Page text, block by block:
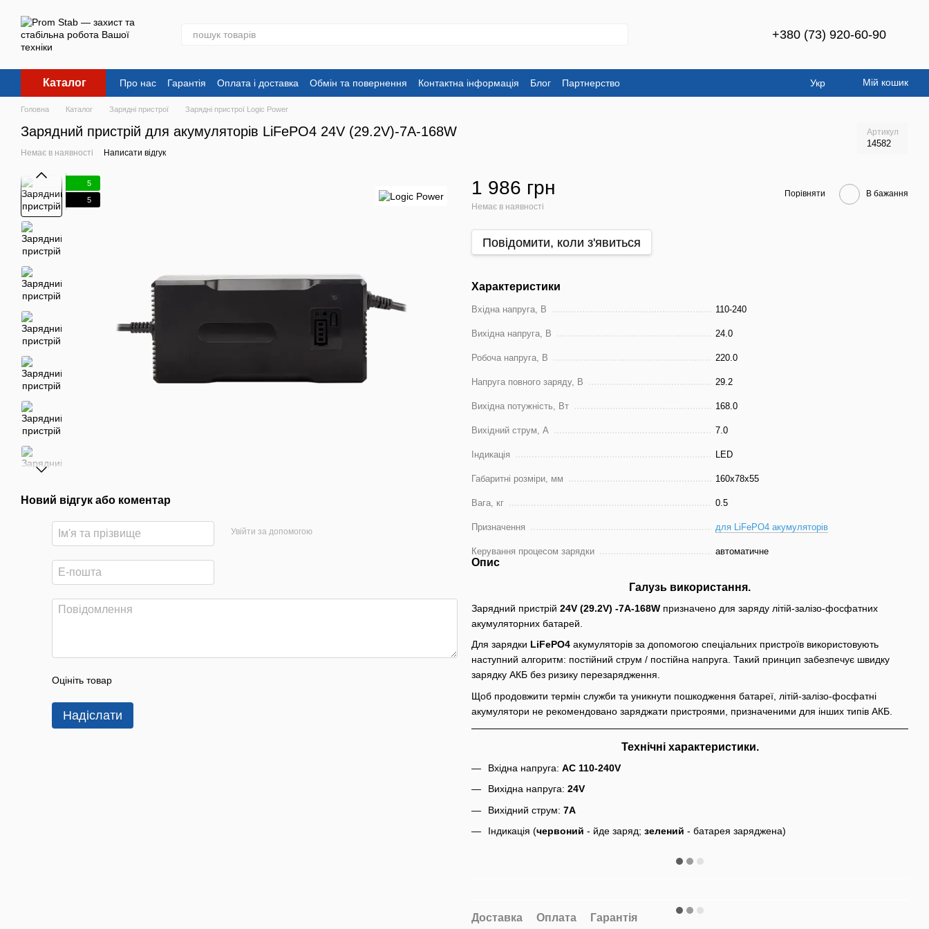
+380 (73) 920-60-90
Каталог Про нас Гарантія Оплата і доставка Обмін та повернення Контактна інформація Блог Партнерство Укр Мій кошик
Головна Каталог Зарядні пристрої Зарядні пристрої Logic Power
Зарядний пристрій для акумуляторів LiFePO4 24V (29.2V)-7A-168W Артикул
14582
Немає в наявності Написати відгук
5
5
Новий відгук або коментар
Увійти за допомогою
Оцініть товар
Надіслати
1 986 грн
Немає в наявності
Порівняти В бажання
Повідомити, коли з'явиться
Характеристики
Вхідна напруга, В 110-240
Вихідна напруга, В 24.0
Робоча напруга, В 220.0
Напруга повного заряду, В 29.2
Вихідна потужність, Вт 168.0
Вихідний струм, A 7.0
Індикація LED
Габаритні розміри, мм 160x78x55
Вага, кг 0.5
Призначення для LiFePO4 акумуляторів
Керування процесом зарядки автоматичне
Опис
Галузь використання.
Зарядний пристрій 24V (29.2V) -7A-168W призначено для заряду літій-залізо-фосфатних
акумуляторних батарей.
Для зарядки LiFePO4 акумуляторів за допомогою спеціальних пристроїв використовують
наступний алгоритм: постійний струм / постійна напруга. Такий принцип забезпечує швидку
зарядку АКБ без ризику перезарядження.
Щоб продовжити термін служби та уникнути пошкодження батареї, літій-залізо-фосфатні
акумулятори не рекомендовано заряджати пристроями, призначеними для інших типів АКБ.
Технічні характеристики.
Вхідна напруга: AC 110-240V
Вихідна напруга: 24V
Вихідний струм: 7A
Індикація (червоний - йде заряд; зелений - батарея заряджена)
Доставка Оплата Гарантія